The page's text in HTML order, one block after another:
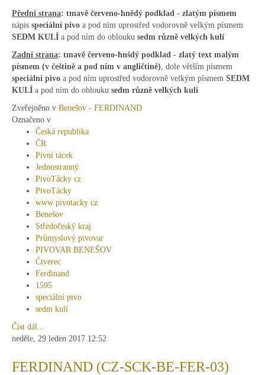
Přední strana: tmavě červeno-hnědý podklad - zlatým písmem
nápis speciální pivo a pod ním uprostřed vodorovně velkým písmem
SEDM KULÍ a pod ním do oblouku sedm různě velkých kulí
Zadní strana: tmavě červeno-hnšdý podklad - zlatý text malým
písmem (v češtině a pod ním v angličtině) , dole větším písmem
speciální pivo a pod ním uprostřed vodorovně velkým písmem SEDM
KULÍ a pod ním do oblouku sedm různě velkých kulí
Zveřejněno v Benešov - FERDINAND
Označeno v
Česká republika
ČR
Pivní tácek
Jednostranný
PivoTácky cz
PivoTácky
www pivotacky cz
Benešov
Středočeský kraj
Průmyslový pivovar
PIVOVAR BENEŠOV
Čtverec
Ferdinand
1595
speciální pivo
sedm kulí
Číst dál...
neděle, 29 leden 2017 12:52
FERDINAND (CZ-SCK-BE-FER-03)